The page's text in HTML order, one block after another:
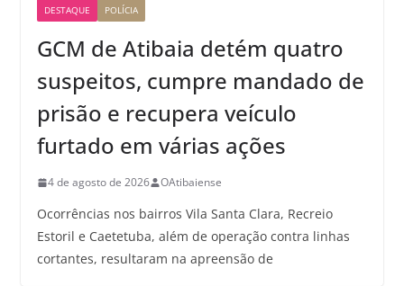
DESTAQUE POLÍCIA
GCM de Atibaia detém quatro
suspeitos, cumpre mandado de
prisão e recupera veículo
furtado em várias ações
4 de agosto de 2026 OAtibaiense
Ocorrências nos bairros Vila Santa Clara, Recreio
Estoril e Caetetuba, além de operação contra linhas
cortantes, resultaram na apreensão de